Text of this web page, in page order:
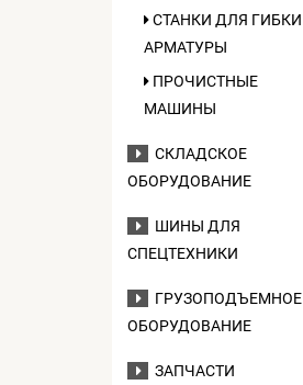
СТАНКИ ДЛЯ ГИБКИ
АРМАТУРЫ
ПРОЧИСТНЫЕ
МАШИНЫ
СКЛАДСКОЕ
ОБОРУДОВАНИЕ
ШИНЫ ДЛЯ
СПЕЦТЕХНИКИ
ГРУЗОПОДЪЕМНОЕ
ОБОРУДОВАНИЕ
ЗАПЧАСТИ